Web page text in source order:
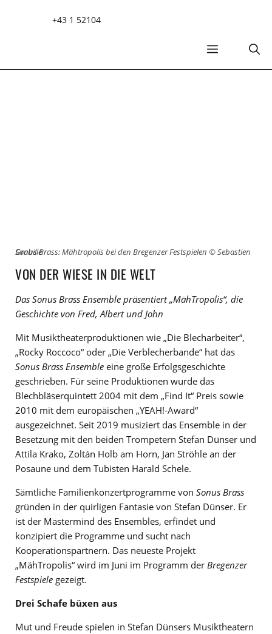
+43 1 52104
MENÜ
Sonus Brass: Mähtropolis bei den Bregenzer Festspielen © Sebastien Grabille
VON DER WIESE IN DIE WELT
Das Sonus Brass Ensemble präsentiert „MähTropolis“, die
Geschichte von Fred, Albert und John
Mit Musiktheaterproduktionen wie „Die Blecharbeiter“,
„Rocky Roccoco“ oder „Die Verblecherbande“ hat das
Sonus Brass Ensemble eine große Erfolgsgeschichte
geschrieben. Für seine Produktionen wurde das
Blechbläserquintett 2004 mit dem „Find It“ Preis sowie
2010 mit dem europäischen „YEAH!-Award“
ausgezeichnet. Seit 2019 musiziert das Ensemble in der
Besetzung mit den beiden Trompetern Stefan Dünser und
Attila Krako, Zoltán Holb am Horn, Jan Ströhle an der
Posaune und dem Tubisten Harald Schele.
Sämtliche Familienkonzertprogramme von Sonus Brass
gründen in der quirligen Fantasie von Stefan Dünser. Er
ist der Mastermind des Ensembles, erfindet und
konzipiert die Programme und sucht nach
Kooperationspartnern. Das neueste Projekt
„MähTropolis“ wird im Juni im Programm der Bregenzer
Festspiele gezeigt.
Drei Schafe büxen aus
Mut und Freude spielen in Stefan Dünsers Musiktheatern